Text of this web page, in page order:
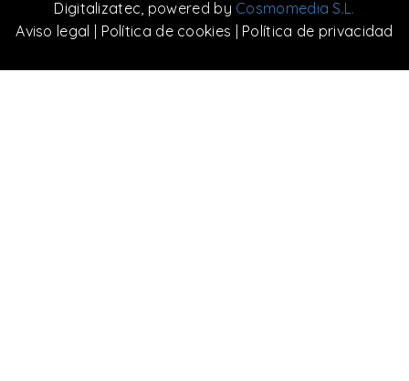
Digitalizatec, powered by Cosmomedia S.L.
Aviso legal
Política de cookies Política de privacidad